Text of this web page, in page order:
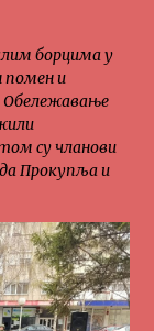
борцима у
помен и
Обележавање
су чланови
Прокупља и